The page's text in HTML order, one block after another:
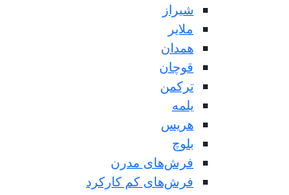
شیراز
ملایر
همدان
قوچان
ترکمن
یلمه
هریس
بلوچ
فرش‌های مدرن
فرش‌های کم کارکرد